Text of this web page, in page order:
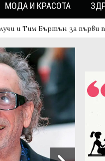
МОДА И КРАСОТА
и Тим Бъртън за първи